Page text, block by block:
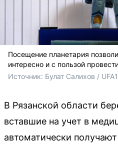
Посещение планетария
интересно и с пользой
Источник: Булат Салихов /
В Рязанской области
вставшие на учет в
автоматически